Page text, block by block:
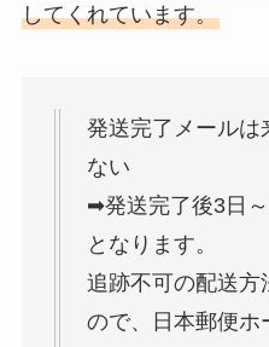
してくれています。
発送完了メールは
ない
➡︎発送完了後3日
となります。
追跡不可の配送方
ので、日本郵便ホ